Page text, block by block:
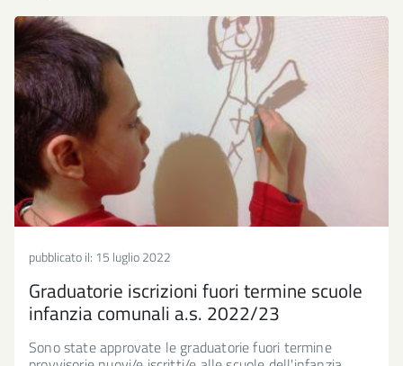
pubblicato il: 15 luglio 2022
Graduatorie iscrizioni fuori termine scuole
infanzia comunali a.s. 2022/23
Sono state approvate le graduatorie fuori termine